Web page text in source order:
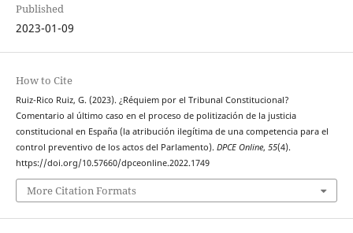
Published
2023-01-09
How to Cite
Ruiz-Rico Ruiz, G. (2023). ¿Réquiem por el Tribunal Constitucional?
Comentario al último caso en el proceso de politización de la justicia
constitucional en España (la atribución ilegítima de una competencia para el
control preventivo de los actos del Parlamento). DPCE Online, 55(4).
https://doi.org/10.57660/dpceonline.2022.1749
More Citation Formats